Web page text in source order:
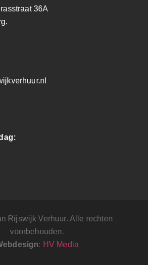
36A
Rijswijk Verhuur. Alle rechten
voorbehouden.
: HV Media